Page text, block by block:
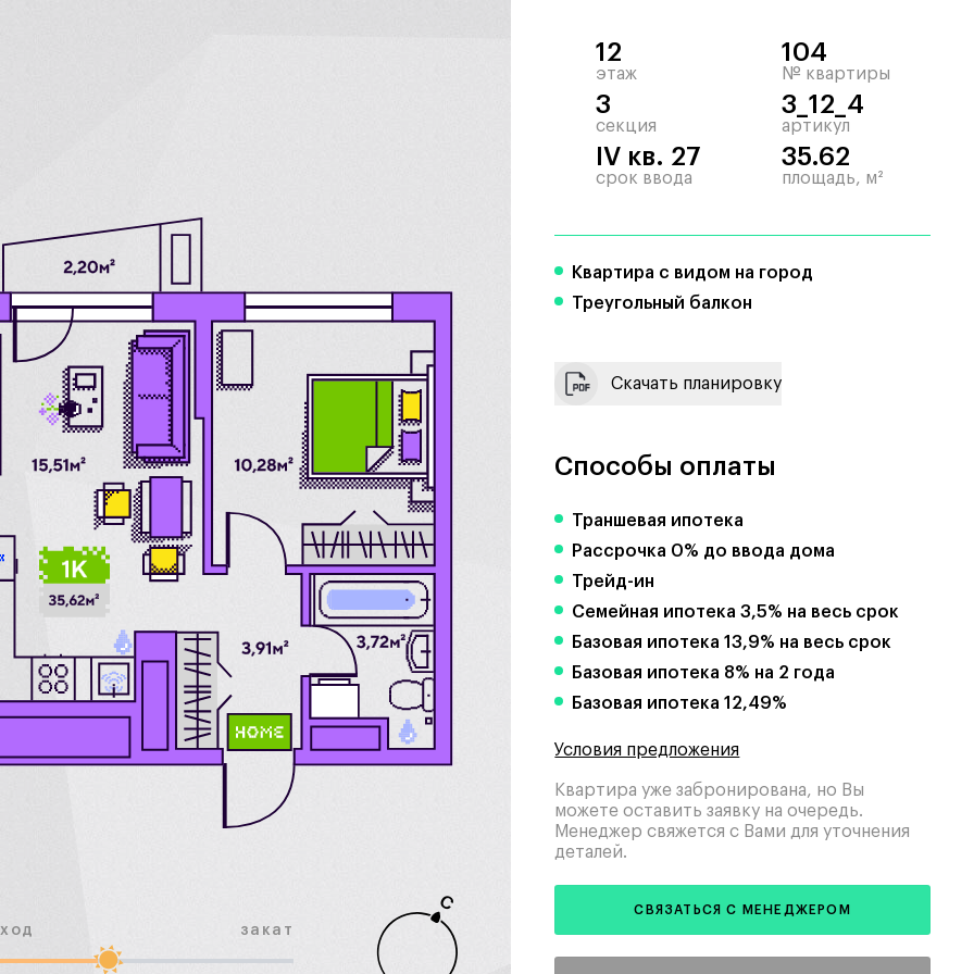
закат
С
12
этаж
3
секция
IV кв. 27
срок ввода
104
№ квартиры
3_12_4
артикул
35.62
площадь, м²
Квартира с видом на город
Треугольный балкон
Скачать планировку
Способы оплаты
Траншевая ипотека
Рассрочка 0% до ввода дома
Трейд-ин
Семейная ипотека 3,5% на весь срок
Базовая ипотека 13,9% на весь срок
Базовая ипотека 8% на 2 года
Базовая ипотека 12,49%
Условия предложения
Квартира уже забронирована, но Вы
можете оставить заявку на очередь.
Менеджер свяжется с Вами для уточнения
деталей.
СВЯЗАТЬСЯ С МЕНЕДЖЕРОМ